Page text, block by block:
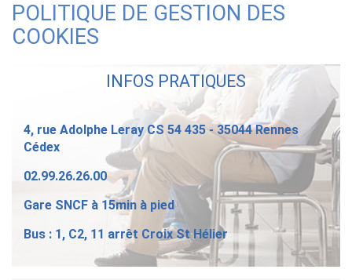
POLITIQUE DE GESTION DES
COOKIES
INFOS PRATIQUES
4, rue Adolphe Leray CS 54 435 - 35044 Rennes
Cédex
02.99.26.26.00
Gare SNCF à 15min à pied
Bus : 1, C2, 11 arrêt Croix St Hélier